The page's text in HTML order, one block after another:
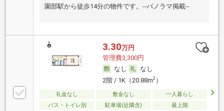
園部駅から徒歩14分の物件です。--パノラマ掲載--
3.30万円
管理費3,300円
なし
なし
2階 / 1K（20.88m2）
礼金なし 敷金なし
一人暮らし
バス・トイレ別
駐車場(近隣含) 最上階